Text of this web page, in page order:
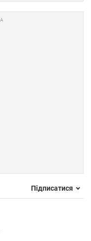
Підписатися